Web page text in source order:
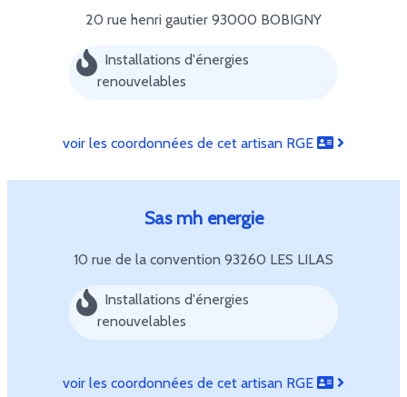
20 rue henri gautier 93000 BOBIGNY
Installations d'énergies
renouvelables
voir les coordonnées de cet artisan RGE
Sas mh energie
10 rue de la convention 93260 LES LILAS
Installations d'énergies
renouvelables
voir les coordonnées de cet artisan RGE